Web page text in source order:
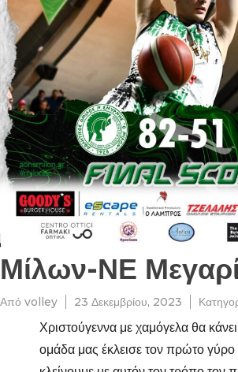
Μίλων-ΝΕ
Από volley 23 Δεκεμβρίου, 2023
Χριστούγεννα με χαμόγελα θα
ομάδα μας έκλεισε τον πρώτο